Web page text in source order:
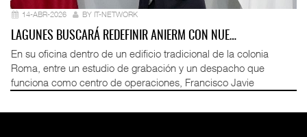
14-ABR-2026 BY IT-NETWORK
LAGUNES BUSCARÁ REDEFINIR ANIERM CON NUE…
En su oficina dentro de un edificio tradicional de la colonia
Roma, entre un estudio de grabación y un despacho que
funciona como centro de operaciones, Francisco Javie